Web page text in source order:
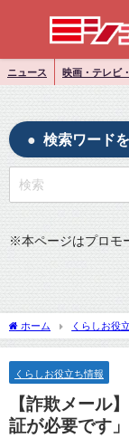
ニュース 映画・テレビ
検索ワード
※本ページはプロモ
ホーム くらしお役
認証が必要です」は三井
くらしお役立ち情報
【詐欺メール
証が必要です